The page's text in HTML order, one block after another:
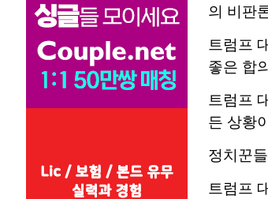
의 비판
트럼프
좋은 합
트럼프
든 상황
정치꾼
트럼프